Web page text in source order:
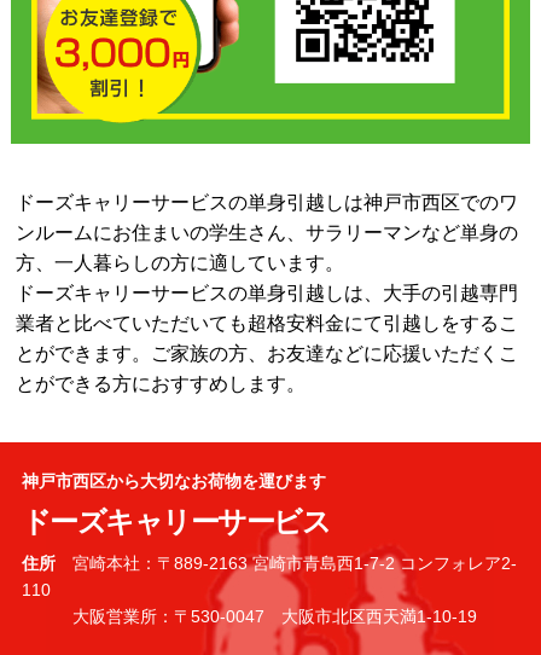
ドーズキャリーサービスの単身引越しは神戸市西区でのワ
ンルームにお住まいの学生さん、サラリーマンなど単身の
方、一人暮らしの方に適しています。
ドーズキャリーサービスの単身引越しは、大手の引越専門
業者と比べていただいても超格安料金にて引越しをするこ
とができます。ご家族の方、お友達などに応援いただくこ
とができる方におすすめします。
神戸市西区から大切なお荷物を運びます
ドーズキャリーサービス
住所宮崎本社：〒889-2163 宮崎市青島西1-7-2 コンフォレア2-
110
大阪営業所：〒530-0047 大阪市北区西天満1-10-19